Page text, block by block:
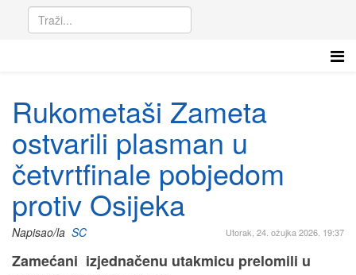
Rukometaši Zameta
ostvarili plasman u
četvrtfinale pobjedom
protiv Osijeka
Utorak, 24. ožujka 2026. 19:37
Napisao/la SC
Zamećani izjednačenu utakmicu prelomili u